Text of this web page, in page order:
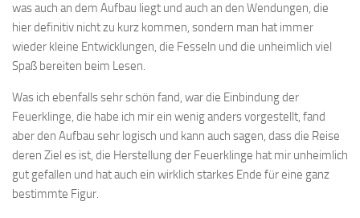
was auch an dem Aufbau liegt und auch an den Wendungen, die
hier definitiv nicht zu kurz kommen, sondern man hat immer
wieder kleine Entwicklungen, die Fesseln und die unheimlich viel
Spaß bereiten beim Lesen.
Was ich ebenfalls sehr schön fand, war die Einbindung der
Feuerklinge, die habe ich mir ein wenig anders vorgestellt, fand
aber den Aufbau sehr logisch und kann auch sagen, dass die Reise
deren Ziel es ist, die Herstellung der Feuerklinge hat mir unheimlich
gut gefallen und hat auch ein wirklich starkes Ende für eine ganz
bestimmte Figur.